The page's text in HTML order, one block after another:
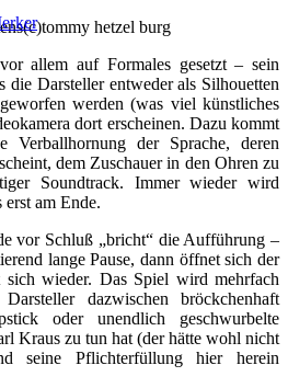
allem auf Formales gesetzt – sein
die Darsteller entweder als Silhouetten
werden (was viel künstliches
dort erscheinen. Dazu kommt
Verballhornung der Sprache, deren
dem Zuschauer in den Ohren zu
Soundtrack. Immer wieder wird
erst am Ende.
vor Schluß „bricht“ die Aufführung –
lange Pause, dann öffnet sich der
wieder. Das Spiel wird mehrfach
dazwischen bröckchenhaft
oder unendlich geschwurbelte
Kraus zu tun hat (der hätte wohl nicht
seine Pflichterfüllung hier herein